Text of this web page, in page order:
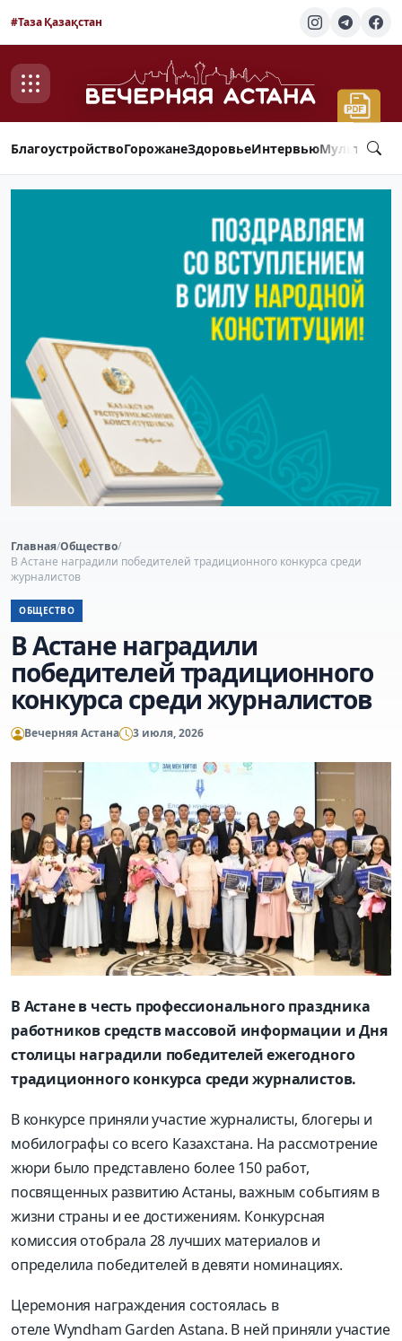
#Таза Қазақстан
БлагоустройствоГорожанеЗдоровьеИнтервью
Главная/Общество/
В Астане наградили победителей традиционного конкурса среди
журналистов
ОБЩЕСТВО
В Астане наградили
победителей традиционного
конкурса среди журналистов
Вечерняя Астана 3 июля, 2026
В Астане в честь профессионального праздника
работников средств массовой информации и Дня
столицы наградили победителей ежегодного
традиционного конкурса среди журналистов.
В конкурсе приняли участие журналисты, блогеры и
мобилографы со всего Казахстана. На рассмотрение
жюри было представлено более 150 работ,
посвященных развитию Астаны, важным событиям в
жизни страны и ее достижениям. Конкурсная
комиссия отобрала 28 лучших материалов и
определила победителей в девяти номинациях.
Церемония награждения состоялась в
отеле Wyndham Garden Astana. В ней приняли участие